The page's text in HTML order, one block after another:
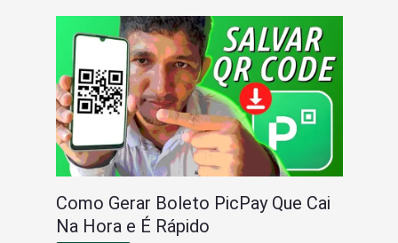
Como Gerar Boleto PicPay Que Cai
Na Hora e É Rápido